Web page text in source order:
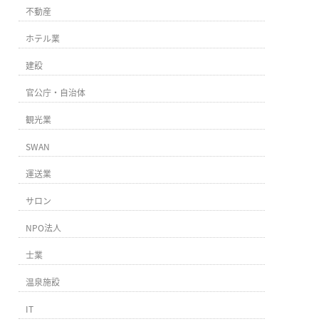
不動産
ホテル業
建設
官公庁・自治体
観光業
SWAN
運送業
サロン
NPO法人
士業
温泉施設
IT